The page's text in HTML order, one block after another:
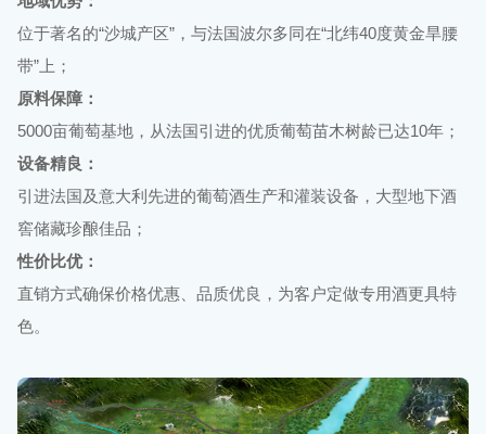
位于著名的“沙城产区”，与法国波尔多同在“北纬40度黄金旱腰
带”上；
原料保障：
5000亩葡萄基地，从法国引进的优质葡萄苗木树龄已达10年；
设备精良：
引进法国及意大利先进的葡萄酒生产和灌装设备，大型地下酒
窖储藏珍酿佳品；
性价比优：
直销方式确保价格优惠、品质优良，为客户定做专用酒更具特
色。